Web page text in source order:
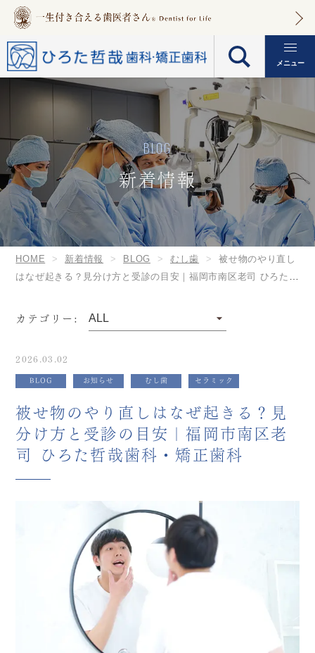
メニュー
BLOG
新着情報
HOME 新着情報 BLOG むし歯
被せ物のやり直し
はなぜ起きる？見分け方と受診の目安｜福岡市南区老司 ひろた哲
カテゴリー:
2026.03.02
BLOG お知らせ むし歯 セラミック
被せ物のやり直しはなぜ起きる？見
分け方と受診の目安｜福岡市南区老
司 ひろた哲哉歯科・矯正歯科